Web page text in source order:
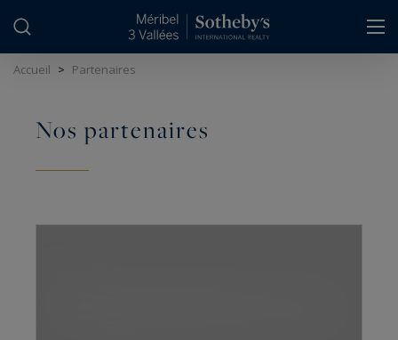
Accueil > Partenaires
Nos partenaires